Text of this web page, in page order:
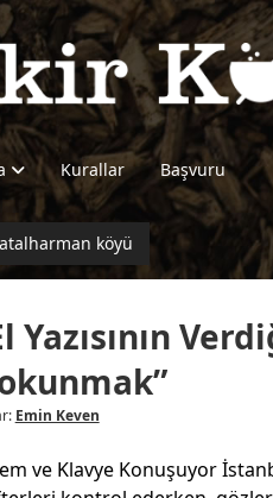
Kurallar Başvuru
köyü
Yazısının
Emin Keven
ve Klavye Konuşuyor